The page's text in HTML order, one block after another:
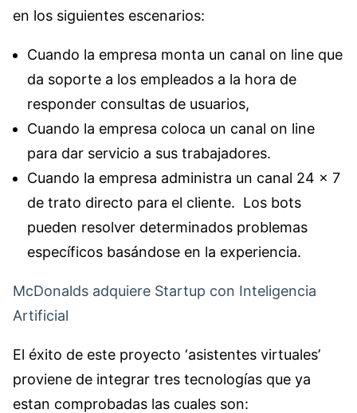
en los siguientes escenarios:
Cuando la empresa monta un canal on line que
da soporte a los empleados a la hora de
responder consultas de usuarios,
Cuando la empresa coloca un canal on line
para dar servicio a sus trabajadores.
Cuando la empresa administra un canal 24 x 7
de trato directo para el cliente. Los bots
pueden resolver determinados problemas
específicos basándose en la experiencia.
McDonalds adquiere Startup con Inteligencia
Artificial
El éxito de este proyecto ‘asistentes virtuales’
proviene de integrar tres tecnologías que ya
estan comprobadas las cuales son: